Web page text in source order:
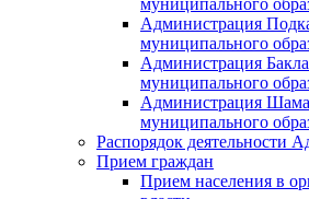
Администрация
муниципального
Администрация
муниципального
Администрация
муниципального
Распорядок деятельности
Прием граждан
Прием населения в